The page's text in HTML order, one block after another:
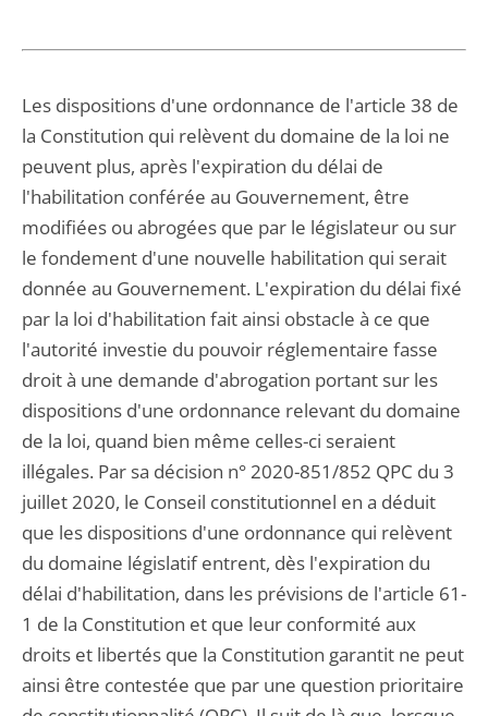
Les dispositions d'une ordonnance de l'article 38 de
la Constitution qui relèvent du domaine de la loi ne
peuvent plus, après l'expiration du délai de
l'habilitation conférée au Gouvernement, être
modifiées ou abrogées que par le législateur ou sur
le fondement d'une nouvelle habilitation qui serait
donnée au Gouvernement. L'expiration du délai fixé
par la loi d'habilitation fait ainsi obstacle à ce que
l'autorité investie du pouvoir réglementaire fasse
droit à une demande d'abrogation portant sur les
dispositions d'une ordonnance relevant du domaine
de la loi, quand bien même celles-ci seraient
illégales. Par sa décision n° 2020-851/852 QPC du 3
juillet 2020, le Conseil constitutionnel en a déduit
que les dispositions d'une ordonnance qui relèvent
du domaine législatif entrent, dès l'expiration du
délai d'habilitation, dans les prévisions de l'article 61-
1 de la Constitution et que leur conformité aux
droits et libertés que la Constitution garantit ne peut
ainsi être contestée que par une question prioritaire